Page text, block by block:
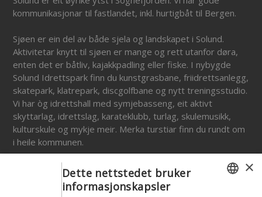
kommunikasjonar til fastlandet, inkl. hurtigbåt til Bergen.
Sjøen er ein del av både sjela og landskapet i Solund.
Aktivitetar knytt til sjøen er mange og rett utanfor døra,
enten det er båtliv, kajakkpadling eller fiske. I nybygde
Solund Idrettspark finn du kunstgrasbane, friidrettsanlegg,
skatepark, klatrepark, discgolfbane og nytt treningsstudio.
Vi har òg idrettshall med symjebasseng, eit aktivt
skyttarlag, idrettslag, karateklubb, turlag, skulemusikk,
kulturskule og mykje meir. Merka turstiar finn du rundt om
i heile kommunen.
I Solund investerer vi for framtida. I løpet av dei neste åra
skal vi bygge ny ungdomsskule, binde saman kommunen
ved å realisere Ytre Steinsund bru og fortsette
×
Dette nettstedet bruker
informasjonskapsler